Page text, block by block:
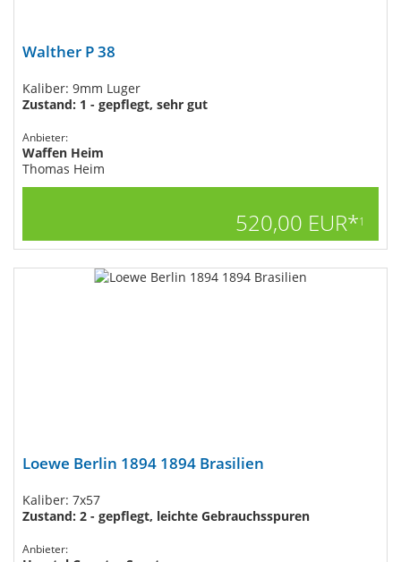
Walther P 38
Kaliber: 9mm Luger
Zustand: 1 - gepflegt, sehr gut
Anbieter:
Waffen Heim
Thomas Heim
520,00 EUR*1
Loewe Berlin 1894 1894 Brasilien
Kaliber: 7x57
Zustand: 2 - gepflegt, leichte Gebrauchsspuren
Anbieter: